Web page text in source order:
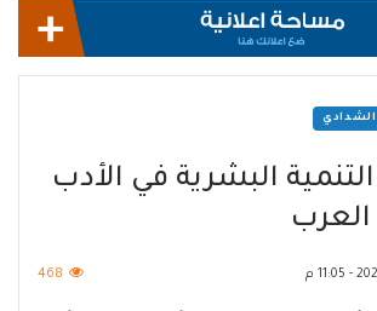
البشرية في الأدب
العرب
468